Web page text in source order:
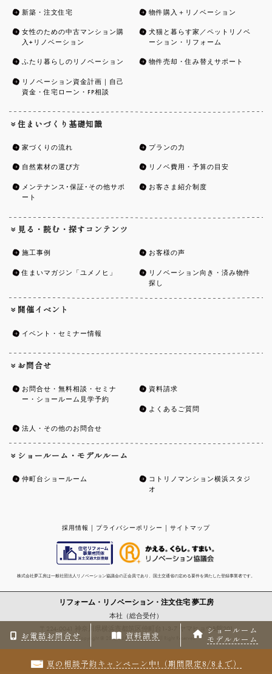
新築・注文住宅 物件購入＋リノベーション
女性のための中古マンション購
入+リノベーション
犬猫と暮らす家／ペットリノベ
ーション・リフォーム
ふたり暮らしのリノベーション 物件売却・住み替えサポート
リノベーション資金計画｜自己
資金・住宅ローン・FP相談
住まいづくり基礎知識
家づくりの流れ プランの力
自然素材の選び方 リノベ費用・予算の目安
メンテナンス･保証･その他サポ
ート
お客さま紹介制度
見る・読む・探すコンテンツ
施工事例 お客様の声
住まいマガジン「ユメノヒ」
リノベーション向き・済み物件
探し
開催イベント
イベント・セミナー情報
お問合せ
お問合せ・無料相談・セミナ
ー・ショールーム見学予約
資料請求
よくあるご質問
法人・その他のお問合せ
ショールーム・モデルルーム
仲町台ショールーム
コトリノマンション横浜スタジ
オ
採用情報 | プライバシーポリシー | サイトマップ
株式会社夢工房は一般社団法人リノベーション協議会の正会員であり、国土交通省の定める要件を満たした登録事業者です。
リフォーム・リノベーション・注文住宅夢工房
本社（総合受付）
〒224-0041 神奈川県横浜市都筑区仲町台1-3-7 ヤマヒョウB館201
Copyright © 2016 YUME-KOUBOU.All Right Reserved
お電話お問合せ 資料請求
ショールーム
モデルルーム
夏の相談予約キャンペーン中!（期間限定8/8まで）